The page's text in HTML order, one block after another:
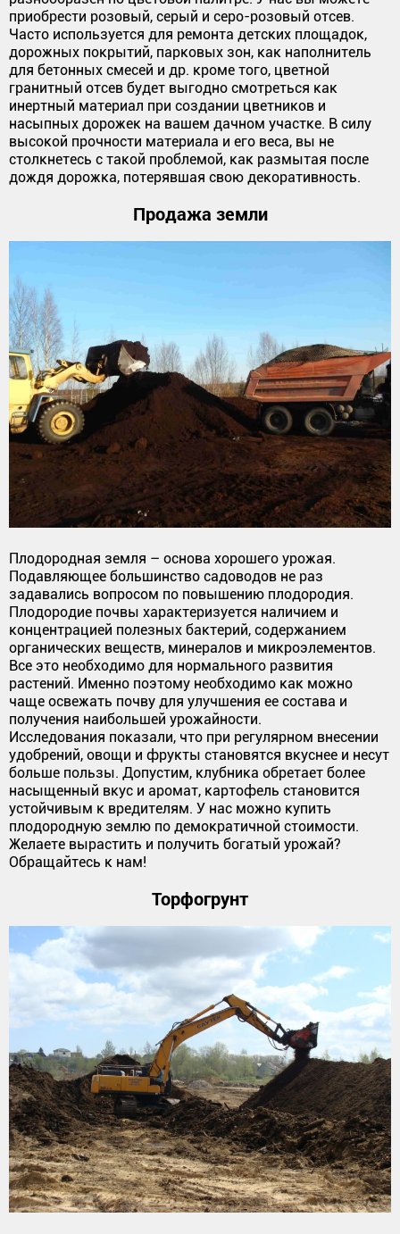
приобрести розовый, серый и серо-розовый отсев.
Часто используется для ремонта детских площадок,
дорожных покрытий, парковых зон, как наполнитель
для бетонных смесей и др. кроме того, цветной
гранитный отсев будет выгодно смотреться как
инертный материал при создании цветников и
насыпных дорожек на вашем дачном участке. В силу
высокой прочности материала и его веса, вы не
столкнетесь с такой проблемой, как размытая после
дождя дорожка, потерявшая свою декоративность.
Продажа земли
Плодородная земля – основа хорошего урожая.
Подавляющее большинство садоводов не раз
задавались вопросом по повышению плодородия.
Плодородие почвы характеризуется наличием и
концентрацией полезных бактерий, содержанием
органических веществ, минералов и микроэлементов.
Все это необходимо для нормального развития
растений. Именно поэтому необходимо как можно
чаще освежать почву для улучшения ее состава и
получения наибольшей урожайности.
Исследования показали, что при регулярном внесении
удобрений, овощи и фрукты становятся вкуснее и несут
больше пользы. Допустим, клубника обретает более
насыщенный вкус и аромат, картофель становится
устойчивым к вредителям. У нас можно купить
плодородную землю по демократичной стоимости.
Желаете вырастить и получить богатый урожай?
Обращайтесь к нам!
Торфогрунт